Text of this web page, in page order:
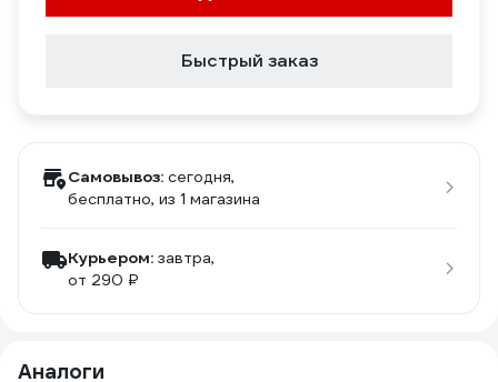
Быстрый заказ
Самовывоз: сегодня,
бесплатно, из 1 магазина
Курьером: завтра,
от 290 ₽
Аналоги